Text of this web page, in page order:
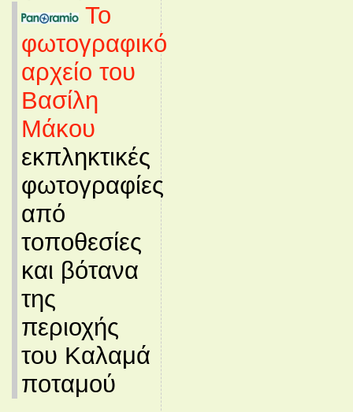
Το
φωτογραφικό
αρχείο του
Βασίλη
Μάκου
εκπληκτικές
φωτογραφίες
από
τοποθεσίες
και βότανα
της
περιοχής
του Καλαμά
ποταμού